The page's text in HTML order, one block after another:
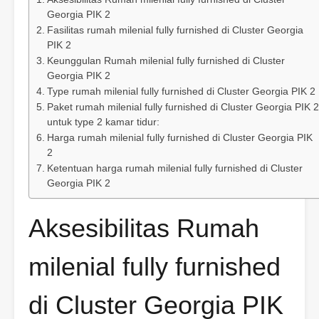
Georgia PIK 2
Fasilitas rumah milenial fully furnished di Cluster Georgia
PIK 2
Keunggulan Rumah milenial fully furnished di Cluster
Georgia PIK 2
Type rumah milenial fully furnished di Cluster Georgia PIK 2
Paket rumah milenial fully furnished di Cluster Georgia PIK 2
untuk type 2 kamar tidur:
Harga rumah milenial fully furnished di Cluster Georgia PIK
2
Ketentuan harga rumah milenial fully furnished di Cluster
Georgia PIK 2
Aksesibilitas Rumah
milenial fully furnished
di Cluster Georgia PIK